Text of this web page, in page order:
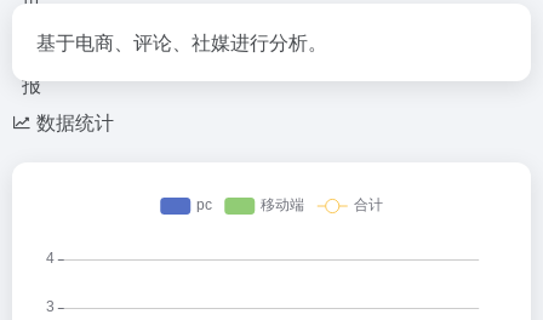
基于电商、评论、社媒进行分析。
数据统计